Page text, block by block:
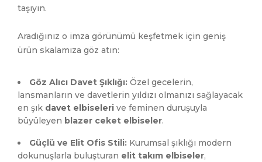
taşıyın.
Aradığınız o imza görünümü keşfetmek için geniş
ürün skalamıza göz atın:
Göz Alıcı Davet Şıklığı: Özel gecelerin,
lansmanların ve davetlerin yıldızı olmanızı sağlayacak
en şık davet elbiseleri ve feminen duruşuyla
büyüleyen blazer ceket elbiseler.
Güçlü ve Elit Ofis Stili: Kurumsal şıklığı modern
dokunuşlarla buluşturan elit takım elbiseler,